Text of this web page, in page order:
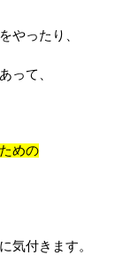
やったり、
って、
めの
気付きます。